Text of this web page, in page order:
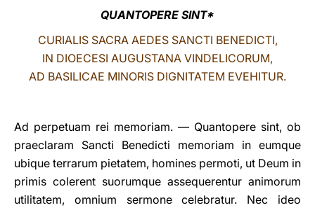
QUANTOPERE SINT*
CURIALIS SACRA AEDES SANCTI BENEDICTI,
IN DIOECESI AUGUSTANA VINDELICORUM,
AD BASILICAE MINORIS DIGNITATEM EVEHITUR.
Ad perpetuam rei memoriam. — Quantopere sint, ob
praeclaram Sancti Benedicti memoriam in eumque
ubique terrarum pietatem, homines permoti, ut Deum in
primis colerent suorumque assequerentur animorum
utilitatem, omnium sermone celebratur. Nec ideo